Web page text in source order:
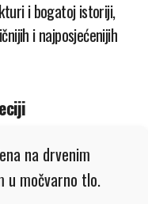
i bogatoj istoriji,
i najposjećenijih
na drvenim
u močvarno tlo.